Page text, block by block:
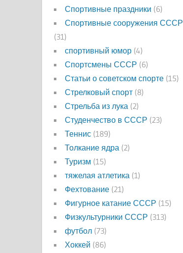
Спортивные праздники (6)
Спортивные сооружения СССР
(31)
спортивный юмор (4)
Спортсмены СССР (6)
Статьи о советском спорте (15)
Стрелковый спорт (8)
Стрельба из лука (2)
Студенчество в СССР (23)
Теннис (189)
Толкание ядра (2)
Туризм (15)
тяжелая атлетика (1)
Фехтование (21)
Фигурное катание СССР (15)
Физкультурники СССР (313)
футбол (73)
Хоккей (86)